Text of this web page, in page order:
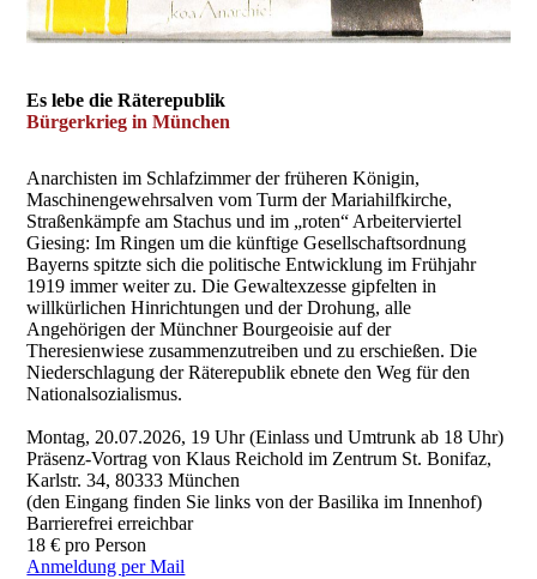
Es lebe die Räterepublik
Bürgerkrieg in München
Anarchisten im Schlafzimmer der früheren Königin,
Maschinengewehrsalven vom Turm der Mariahilfkirche,
Straßenkämpfe am Stachus und im „roten“ Arbeiterviertel
Giesing: Im Ringen um die künftige Gesellschaftsordnung
Bayerns spitzte sich die politische Entwicklung im Frühjahr
1919 immer weiter zu. Die Gewaltexzesse gipfelten in
willkürlichen Hinrichtungen und der Drohung, alle
Angehörigen der Münchner Bourgeoisie auf der
Theresienwiese zusammenzutreiben und zu erschießen. Die
Niederschlagung der Räterepublik ebnete den Weg für den
Nationalsozialismus.
Montag, 20.07.2026, 19 Uhr (Einlass und Umtrunk ab 18 Uhr)
Präsenz-Vortrag von Klaus Reichold im Zentrum St. Bonifaz,
Karlstr. 34, 80333 München
(den Eingang finden Sie links von der Basilika im Innenhof)
Barrierefrei erreichbar
18 € pro Person
Anmeldung per Mail